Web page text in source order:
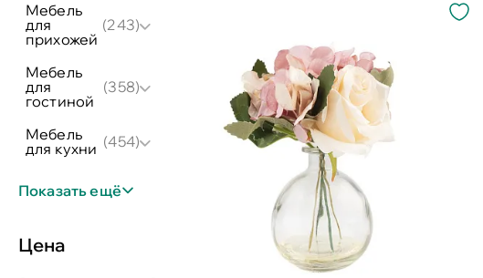
мебель
для
прихожей
(243)
мебель
для
гостиной
(358)
мебель
для кухни (454)
Показать ещё
Цена